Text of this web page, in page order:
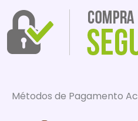
Métodos de Pagamento